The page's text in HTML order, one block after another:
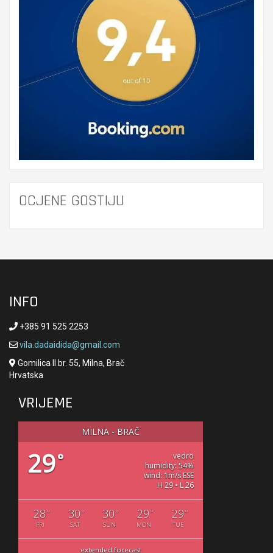
OCJENE GOSTIJU
INFO
+385 91 525 2253
vila.dadaidida@gmail.com
Gomilica II br. 55, Milna, Brač
Hrvatska
VRIJEME
MILNA - BRAČ
29°
vedro
humidity: 54%
wind: 1m/s ESE
H 29 • L 26
28°
FRI
30°
SAT
30°
SUN
29°
MON
29°
TUE
extended forecast